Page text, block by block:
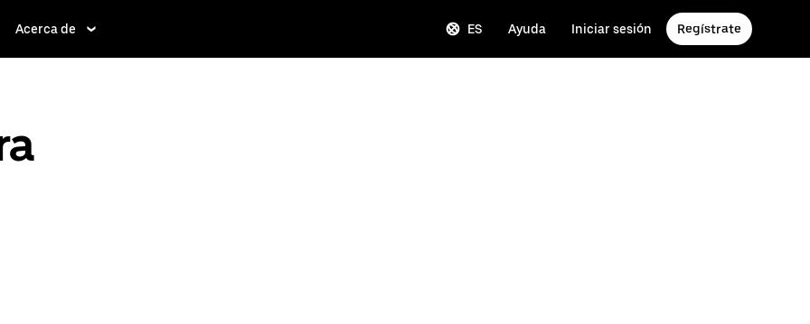
Acerca de ES Ayuda Iniciar sesión Regístrate